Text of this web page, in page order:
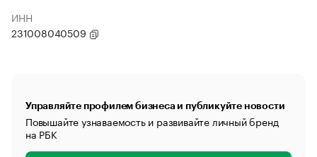
ИНН
231008040509
Управляйте профилем бизнеса и публикуйте новости
Повышайте узнаваемость и развивайте личный бренд
на РБК